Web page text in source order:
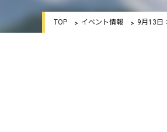
TOP イベント情報 9月13日